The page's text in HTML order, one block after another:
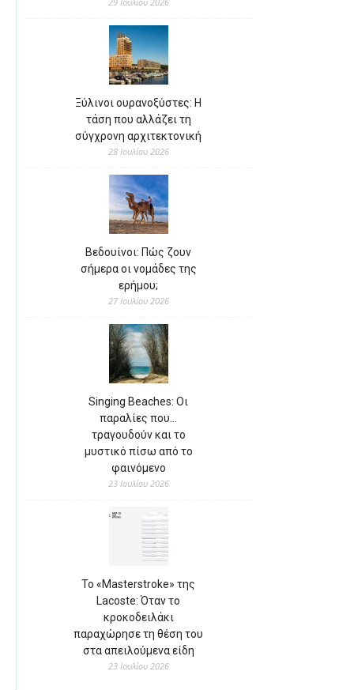
Ξύλινοι ουρανοξύστες: Η
τάση που αλλάζει τη
σύγχρονη αρχιτεκτονική
28 Ιουλίου 2026
Βεδουίνοι: Πώς ζουν
σήμερα οι νομάδες της
ερήμου;
27 Ιουλίου 2026
Singing Beaches: Οι
παραλίες που…
τραγουδούν και το
μυστικό πίσω από το
φαινόμενο
23 Ιουλίου 2026
Το «Masterstroke» της
Lacoste: Όταν το
κροκοδειλάκι
παραχώρησε τη θέση του
στα απειλούμενα είδη
23 Ιουλίου 2026